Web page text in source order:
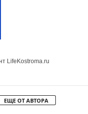
LifeKostroma.ru
ЕЩЕ ОТ АВТОРА